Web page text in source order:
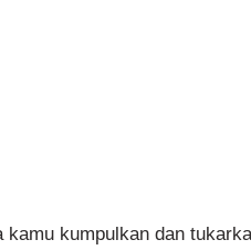
kumpulkan dan